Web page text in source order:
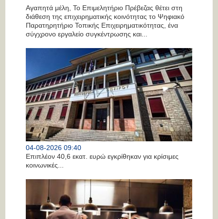
Αγαπητά μέλη, Το Επιμελητήριο Πρέβεζας θέτει στη
διάθεση της επιχειρηματικής κοινότητας το Ψηφιακό
Παρατηρητήριο Τοπικής Επιχειρηματικότητας, ένα
σύγχρονο εργαλείο συγκέντρωσης και...
04-08-2026 09:40
Επιπλέον 40,6 εκατ. ευρώ εγκρίθηκαν για κρίσιμες
κοινωνικές...